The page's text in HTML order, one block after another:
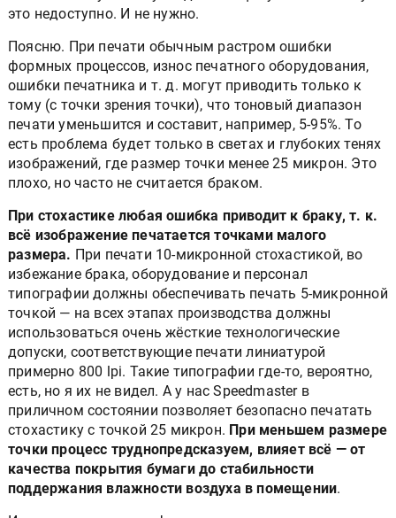
печатать такую точку. Подавляющему большинству
Поясню. При печати обычным растром ошибки
формных процессов, износ печатного оборудования,
ошибки печатника и т. д. могут приводить только к
тому (с точки зрения точки), что тоновый диапазон
печати уменьшится и составит, например, 5-95%. То
есть проблема будет только в светах и глубоких тенях
изображений, где размер точки менее 25 микрон. Это
При стохастике любая ошибка приводит к браку, т. к.
всё изображение печатается точками малого
размера.При печати 10-микронной стохастикой, во
избежание брака, оборудование и персонал
типографии должны обеспечивать печать 5-микронной
точкой — на всех этапах производства должны
использоваться очень жёсткие технологические
допуски, соответствующие печати линиатурой
примерно 800 lpi. Такие типографии где-то, вероятно,
есть, но я их не видел. А у нас Speedmaster в
приличном состоянии позволяет безопасно печатать
стохастику с точкой 25 микрон.При меньшем размере
точки процесс труднопредсказуем, влияет всё — от
качества покрытия бумаги до стабильности